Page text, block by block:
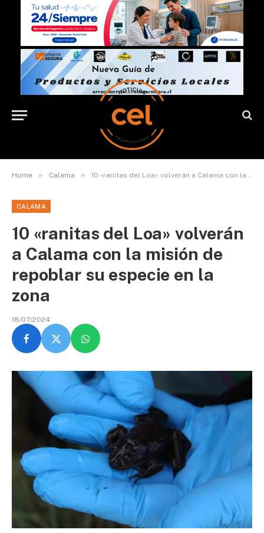
Home » Calama » 10 «ranitas del Loa» volverán a Calama con la misión de repoblar su especie en la zona
CALAMA
10 «ranitas del Loa» volverán
a Calama con la misión de
repoblar su especie en la
zona
18/07/2024